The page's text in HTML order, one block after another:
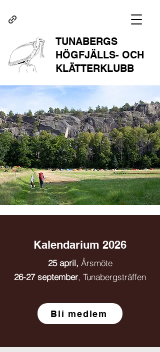
TUNABERGS
HÖGFJÄLLS- OCH
KLÄTTERKLUBB
Kalendarium 2026
25 april, Årsmöte
26-27 september, Tunabergsträffen
Bli medlem